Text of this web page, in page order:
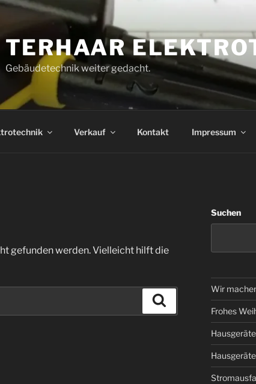
TERHAAR
Gebäudetechnik weiter gedacht.
Verkauf Kontakt Impressum
gefunden werden. Vielleicht hilft die
Suchen
Wir
Frohes